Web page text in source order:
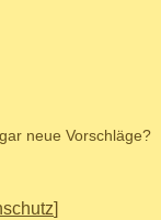
neue Vorschläge?
]